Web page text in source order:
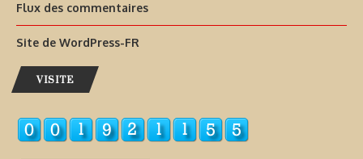
Flux des commentaires
Site de WordPress-FR
VISITE